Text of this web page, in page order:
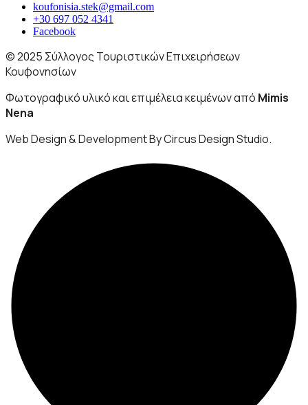
koufonisia.stek@gmail.com
+30 697 052 4341
Facebook
© 2025 Σύλλογος Τουριστικών Επιχειρήσεων
Κουφονησίων
Φωτογραφικό υλικό και επιμέλεια κειμένων από Mimis
Nena
Web Design & Development By Circus Design Studio.